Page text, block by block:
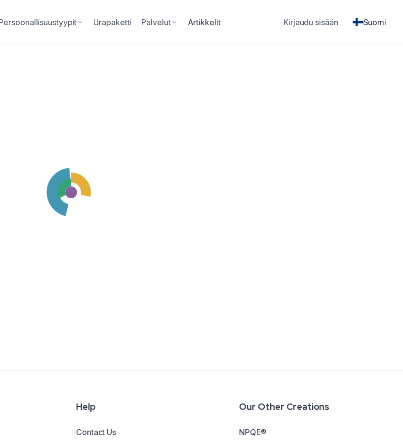
Urapaketti Palvelut Artikkelit Kirjaudu sisään Suomi
Help
Contact Us
Our Other Creations
NPQE®